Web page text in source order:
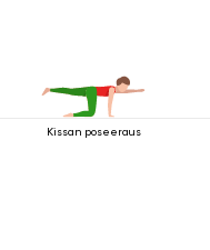
Kissan poseeraus